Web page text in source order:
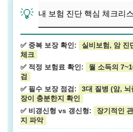
💡 내 보험 진단 핵심 체크리
✅ 중복 보장 확인:
실비보험, 암 진
체크
✅ 적정 보험료 확인:
월 소득의
검
✅ 필수 보장 점검:
3대 질병 (암, 뇌
장이 충분한지 확인
✅ 비갱신형 vs 갱신형:
장기적인
지 파악